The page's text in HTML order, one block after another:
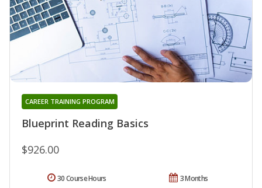
Blueprint Reading Basics
CAREER TRAINING PROGRAM
$926.00
3 Months
30 Course Hours